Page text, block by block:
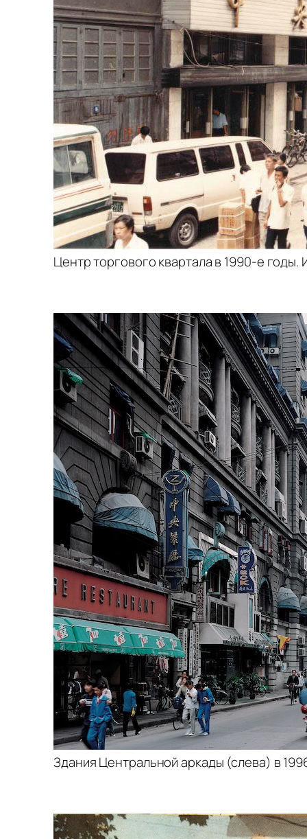
Центр торгового квартала в 1990-е годы.
Здания Центральной аркады (слева) в